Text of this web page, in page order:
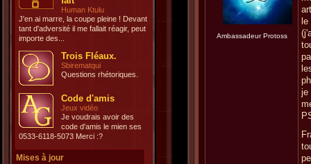
Human Ktulu
J'en ai marre, la coupe pleine ! Devant
tant d'adversité il me fallait réagir, peut
importe des...
Trois Fléaux.
Sbirematqui
Questions rhétoriques.
Code d'amis
Jeux vidéo
Je voudrais avoir des
code d'amis le mien ses
0533-6118-5073 Merci :?
Mises à jour
Ambassadeur Protoss
je